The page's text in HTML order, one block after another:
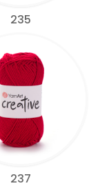
235
237